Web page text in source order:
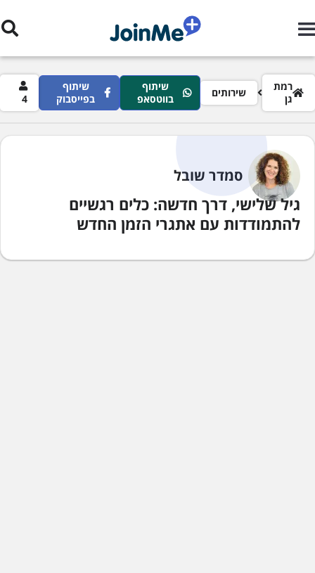
פרורי לחם
רמת
גן
שירותים
שיתוף
בווטסאפ
שיתוף
בפייסבוק
4
סמדר שובל
גיל שלישי, דרך חדשה: כלים רגשיים
להתמודדות עם אתגרי הזמן החדש